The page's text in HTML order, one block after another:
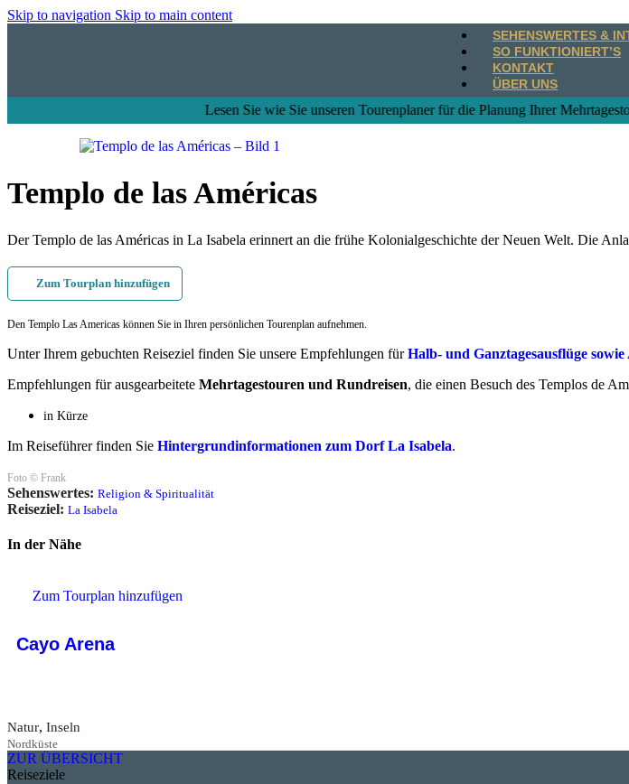
Skip to navigation Skip to main content
SEHENSWERTES &
SO FUNKTIONIERT’S
KONTAKT
ÜBER UNS
Lesen Sie wie Sie unseren Tourenplaner für die Planung Ihrer Mehrtagestour oder Rundreise
Templo de las Américas
Der Templo de las Américas in La Isabela erinnert an die frühe Kolonialgeschichte der Neuen Welt. Die
Zum Tourplan hinzufügen
Den Templo Las Americas können Sie in Ihren persönlichen Tourenplan aufnehmen.
Unter Ihrem gebuchten Reiseziel finden Sie unsere Empfehlungen fürHalb- und Ganztagesausflüge
Empfehlungen für ausgearbeitete Mehrtagestouren und Rundreisen, die einen Besuch des Templos de
in Kürze
Im Reiseführer finden Sie Hintergrundinformationen zum Dorf La Isabela.
Foto © Frank
Sehenswertes: Religion & Spiritualität
Reiseziel: La Isabela
In der Nähe
Zum Tourplan hinzufügen
Cayo Arena
Natur, Inseln
Nordküste
ZUR ÜBERSICHT
Reiseziele